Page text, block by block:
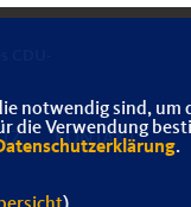
KONTAKT
notwendig sind,
die Verwendung
.